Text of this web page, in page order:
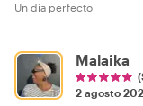
Un día perfecto
Malaika
2 agosto